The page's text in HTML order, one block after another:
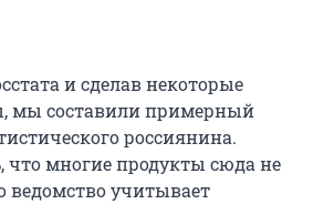
и сделав некоторые
мы составили примерный
россиянина.
многие продукты сюда не
ведомство учитывает